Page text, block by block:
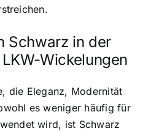
Schwarz in der
Wickelungen
die Eleganz, Modernität
es weniger häufig für
wird, ist Schwarz